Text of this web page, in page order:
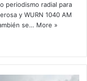
periodismo radial para
y WURN 1040 AM
se… More »
m